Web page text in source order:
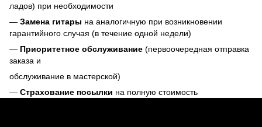
ладов) при необходимости
— Замена гитары на аналогичную при возникновении
гарантийного случая (в течение одной недели)
— Приоритетное обслуживание (первоочередная отправка
заказа и
обслуживание в мастерской)
— Страхование посылки на полную стоимость